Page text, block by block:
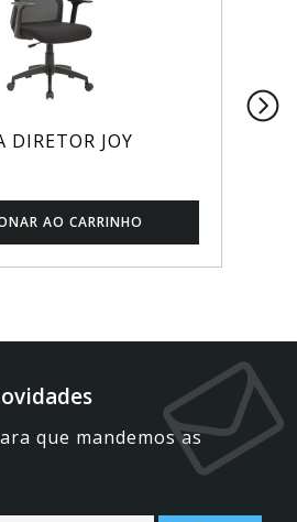
DIRETOR JOY
que mandemos as